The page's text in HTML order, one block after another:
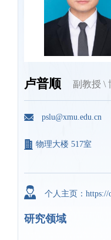
卢普顺 副教授 \
pslu@xmu.edu.cn
物理大楼 517室
个人主页：https://
研究领域